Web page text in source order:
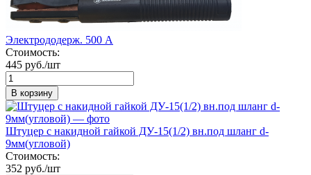
Электрододерж. 500 А
Стоимость:
445 руб./шт
В корзину
Штуцер с накидной гайкой ДУ-15(1/2) вн.под шланг d-
9мм(угловой)
Стоимость:
352 руб./шт